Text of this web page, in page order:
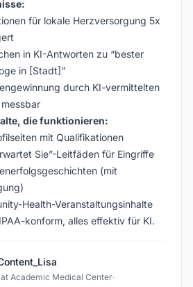
für lokale Herzversorgung 5x
in KI-Antworten zu “bester
in [Stadt]”
durch KI-vermittelten
die funktionieren:
mit Qualifikationen
Sie”-Leitfäden für Eingriffe
(mit
Health-Veranstaltungsinhalte
konform, alles effektiv für KI.
Academic Medical Center·